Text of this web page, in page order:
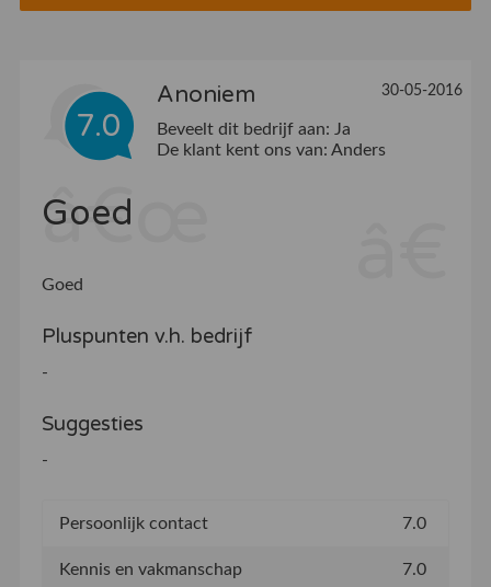
7.0
Anoniem 30-05-2016
Beveelt dit bedrijf aan: Ja
De klant kent ons van: Anders
Goed
Goed
Pluspunten v.h. bedrijf
-
Suggesties
-
Persoonlijk contact 7.0
Kennis en vakmanschap 7.0